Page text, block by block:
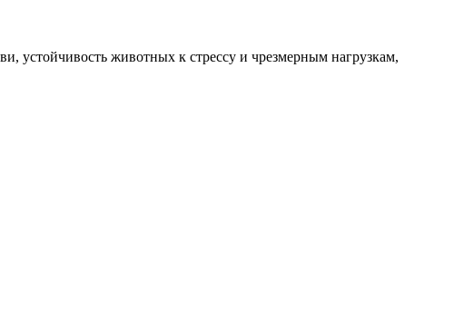
устойчивость животных к стрессу и чрезмерным нагрузкам,